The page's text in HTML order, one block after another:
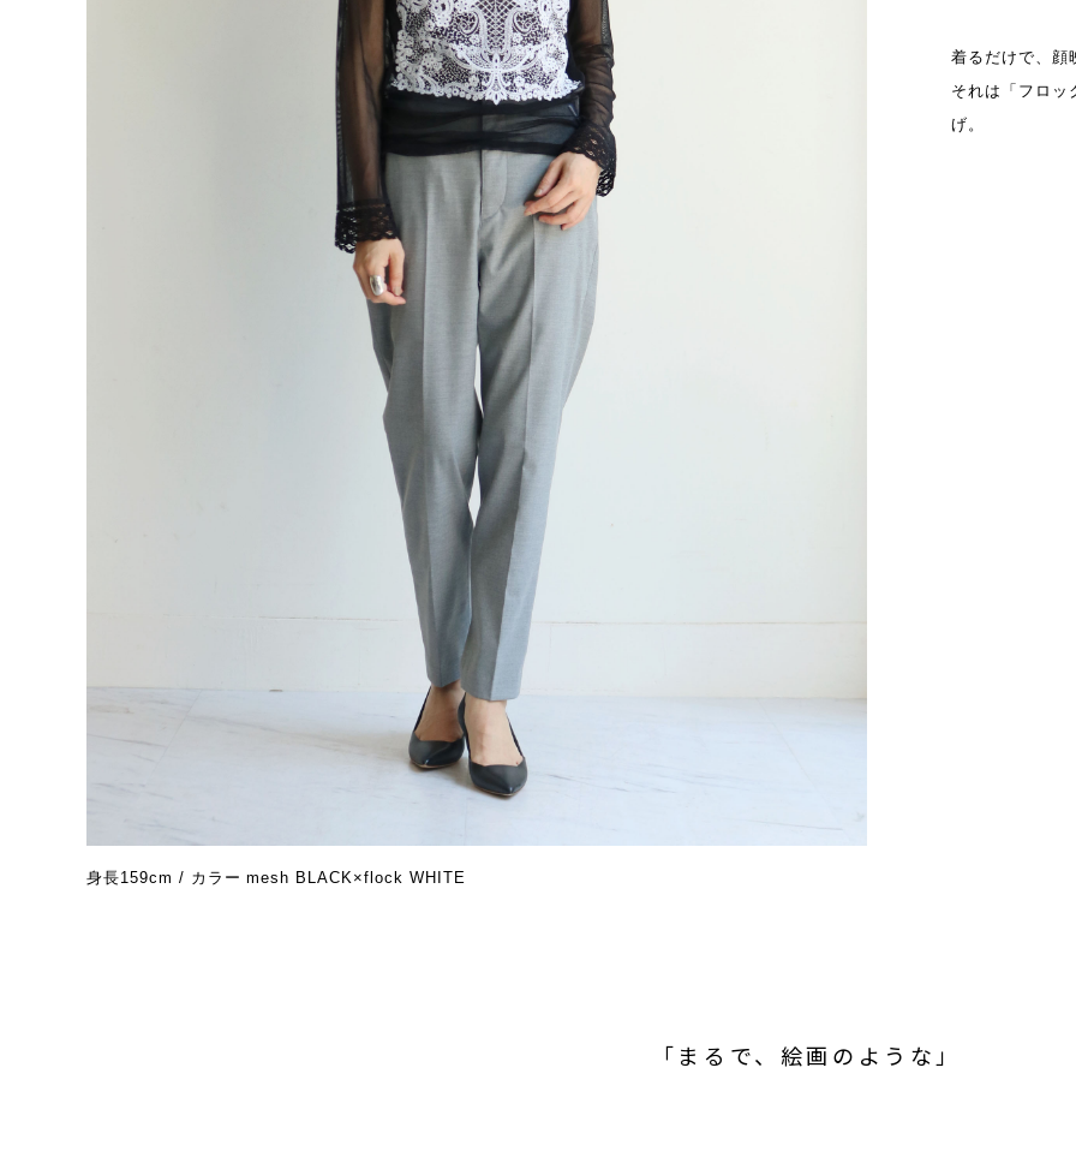
身長159cm / カラー mesh BLACK×flock WHITE
着るだけで、顔
それは「フロッ
げ。
「まるで、絵画のような」